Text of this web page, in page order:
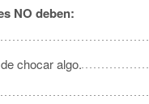
NO deben:
chocar algo.